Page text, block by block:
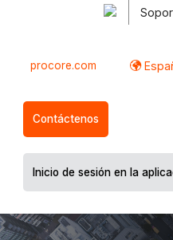
procore.com
Contáctenos
Inicio de sesión en la